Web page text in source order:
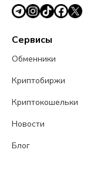
Сервисы
Обменники
Криптобиржи
Криптокошельки
Новости
Блог